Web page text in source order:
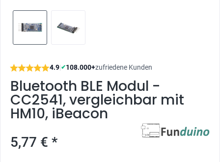
4.9|✔108.000+zufriedene Kunden
Bluetooth BLE Modul -
CC2541, vergleichbar mit
HM10, iBeacon
5,77 € *